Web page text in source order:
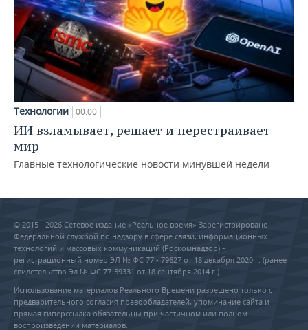
Технологии 00:00
ИИ взламывает, решает и перестраивает
мир
Главные технологические новости минувшей недели
© 2015 - 2026 Сетевое издание «Реальное время» Зарегистрировано
Федеральной службой по надзору в сфере связи, информационных
технологий и массовых коммуникаций (Роскомнадзор) –
регистрационный номер ЭЛ № ФС 77 - 79627 от 18 декабря 2020 г. (ранее
свидетельство Эл № ФС 77-59331 от 18 сентября 2014 г.)
Использование материалов Реального Времени разрешено только с
предварительного согласия правообладателей, упоминание сайта и
прямая гиперссылка обязательны при частичном или полном
воспроизведении материалов.